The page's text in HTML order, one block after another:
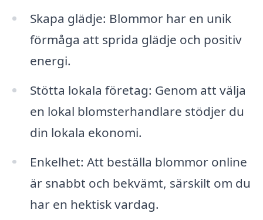
Skapa glädje: Blommor har en unik
förmåga att sprida glädje och positiv
energi.
Stötta lokala företag: Genom att välja
en lokal blomsterhandlare stödjer du
din lokala ekonomi.
Enkelhet: Att beställa blommor online
är snabbt och bekvämt, särskilt om du
har en hektisk vardag.